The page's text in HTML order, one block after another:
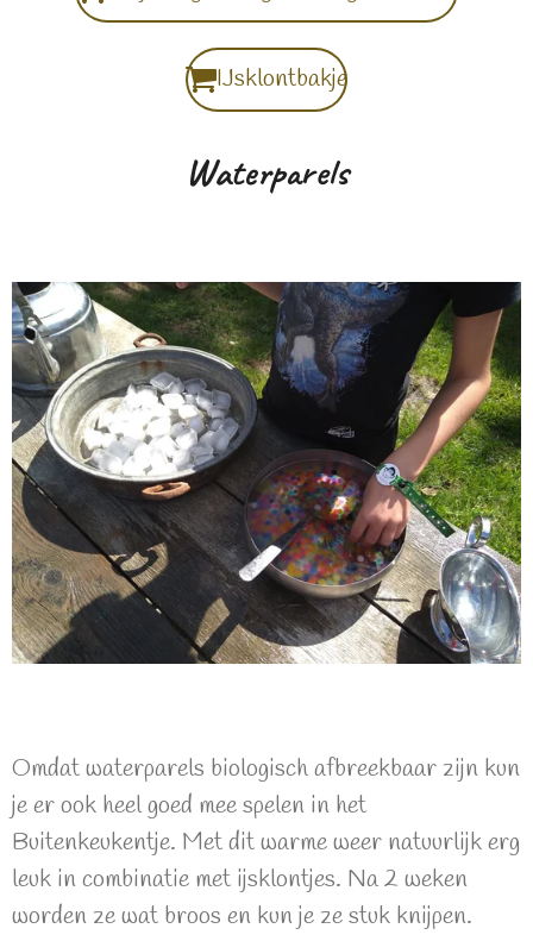
IJsklontbakje
Waterparels
Omdat waterparels biologisch afbreekbaar zijn kun
je er ook heel goed mee spelen in het
Buitenkeukentje. Met dit warme weer natuurlijk erg
leuk in combinatie met ijsklontjes. Na 2 weken
worden ze wat broos en kun je ze stuk knijpen.